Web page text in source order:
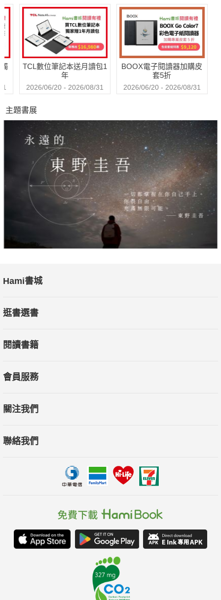
TCL數位筆記本送月讀包1
年
2026/06/20 - 2026/08/31
BOOX電子閱讀器加購皮
套5折
2026/06/20 - 2026/08/31
主題書展
Hami書城
逛書選書
閱讀書籍
會員服務
關注我們
聯絡我們